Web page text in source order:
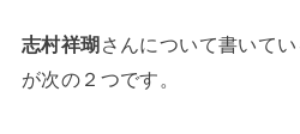
志村祥瑚さんについて書いて
が次の２つです。